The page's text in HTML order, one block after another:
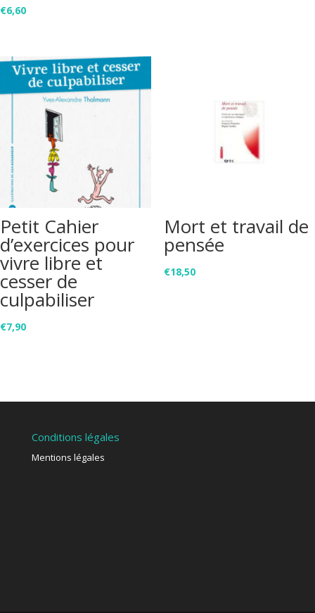
€6,60
Petit Cahier
d’exercices pour
vivre libre et
cesser de
culpabiliser
€7,90
Mort et travail de
pensée
€18,50
Conditions légales
Mentions légales